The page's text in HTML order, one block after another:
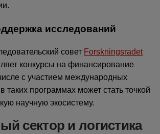
исследований
совет Forskningsradet
конкурсы на финансирование
с участием международных
таких программах может стать точкой
научную экосистему.
сектор и логистика